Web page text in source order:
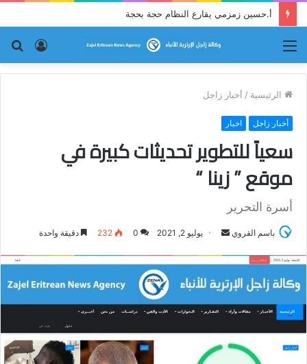
أ.حسين زمزمي يقارع النظام حجة بحجة
تسجيل
الدخول
الرئيسية / أخبار زاجل
أخبار زاجل اخبار
سعياً للتطوير تحديثات كبيرة في
موقع ” زينا “
أسرة التحرير
باسم القروي
س
ل
ر
ي
د
يوليو 2, 2021 0
232 دقيقة واحدة